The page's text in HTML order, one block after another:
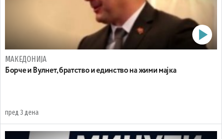
МАКЕДОНИЈА
Борче и Вулнет, братство и единство на жими мајка
пред 3 дена